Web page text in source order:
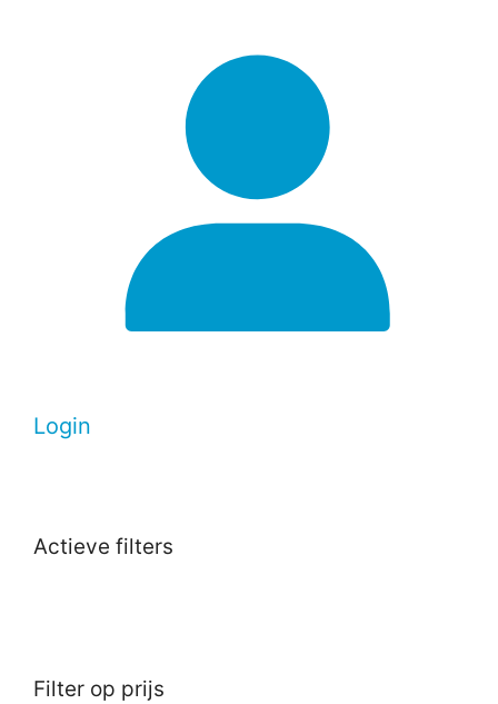
Login
Actieve filters
Filter op prijs